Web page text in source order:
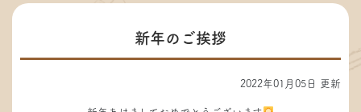
新年のご挨拶
2022年01月05日 更新